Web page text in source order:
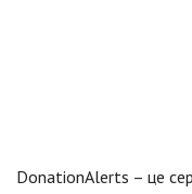
DonationAlerts – це